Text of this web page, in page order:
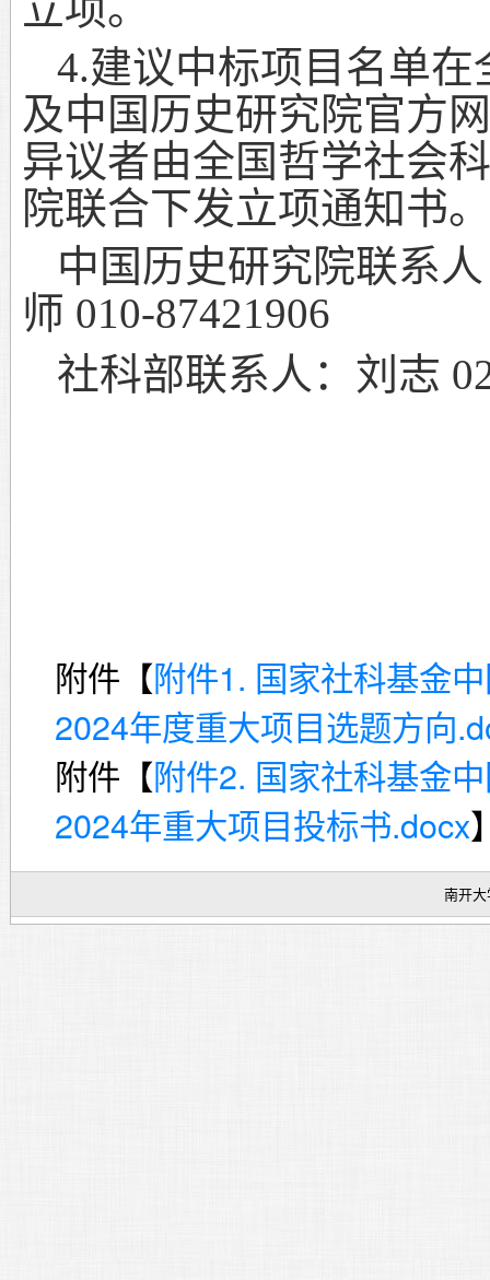
4.建议中标项目名单
及中国历史研究院官方
异议者由全国哲学社会
院联合下发立项通知书。
中国历史研究院联系
师 010-87421906
社科部联系人：刘志
附件【附件1. 国家社科基金
2024年度重大项目选题方向
附件【附件2. 国家社科基金
2024年重大项目投标书.docx
南开